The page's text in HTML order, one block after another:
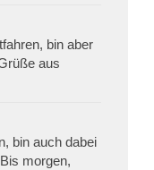
bin aber
aus
bin auch dabei
morgen,